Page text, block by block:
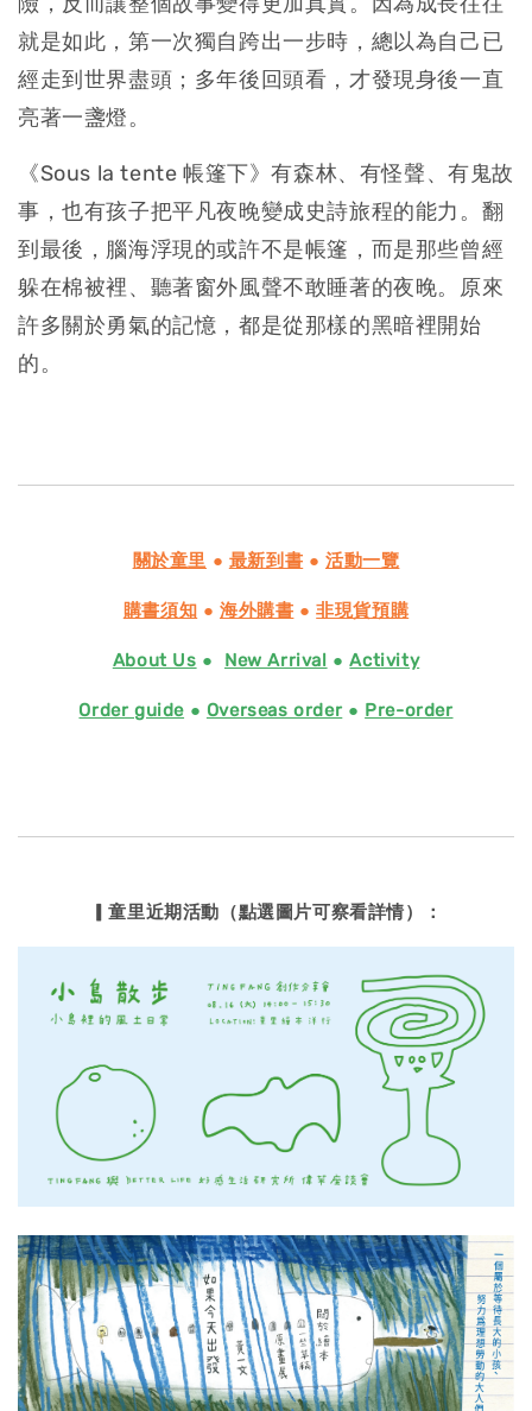
就是如此，第一次獨自跨出一步時，總以為自己已
經走到世界盡頭；多年後回頭看，才發現身後一直
亮著一盞燈。
《Sous la tente 帳篷下》有森林、有怪聲、有鬼故
事，也有孩子把平凡夜晚變成史詩旅程的能力。翻
到最後，腦海浮現的或許不是帳篷，而是那些曾經
躲在棉被裡、聽著窗外風聲不敢睡著的夜晚。原來
許多關於勇氣的記憶，都是從那樣的黑暗裡開始
的。
關於童里 ● 最新到書 ●活動一覽
購書須知 ● 海外購書 ●非現貨預購
About Us ● New Arrival ●Activity
Order guide ● Overseas order● Pre-order
▎童里近期活動（點選圖片可察看詳情）：